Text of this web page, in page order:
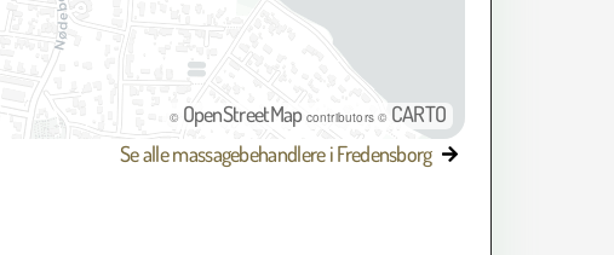
© OpenStreetMapcontributors © CARTO
Se alle massagebehandlere i Fredensborg